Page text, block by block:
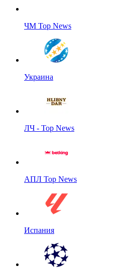
ЧМ Top News
Украина
ЛЧ - Top News
АПЛ Top News
Испания